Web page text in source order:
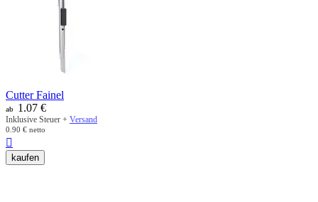
Cutter Fainel
ab 1.07 €
Inklusive Steuer + Versand
0.90 € netto

kaufen